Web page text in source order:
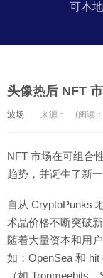
可本
头像热后 NFT
波场 来源： (阅读
NFT 市场在可组合
趋势，并诞生了新一
自从 CryptoPunks
术品价格不断突破
随着大量资本和用
如：OpenSea 和
（如 Tronmeebits